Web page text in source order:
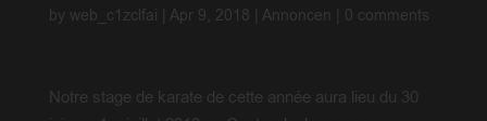
by web_c1zclfai Apr 9, 2018 Annoncen 0 comments
Notre stage de karate de cette année aura lieu du 30